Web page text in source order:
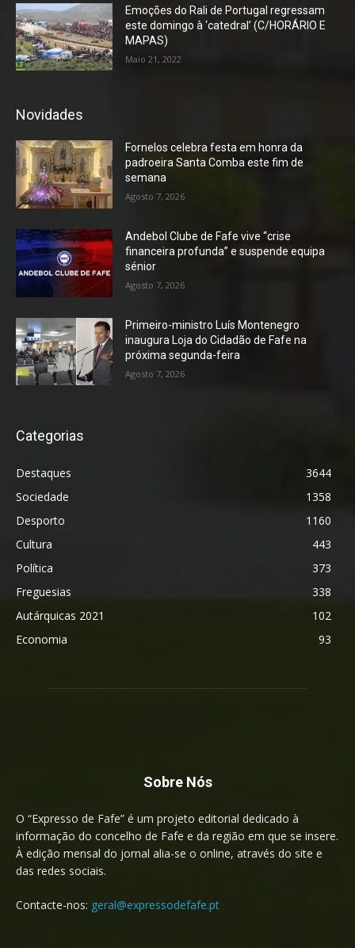
Emoções do Rali de Portugal regressam
este domingo à ‘catedral’ (C/HORÁRIO E
MAPAS)
Maio 21, 2022
Novidades
Fornelos celebra festa em honra da
padroeira Santa Comba este fim de
semana
Agosto 7, 2026
Andebol Clube de Fafe vive “crise
financeira profunda” e suspende equipa
sénior
Agosto 7, 2026
Primeiro-ministro Luís Montenegro
inaugura Loja do Cidadão de Fafe na
próxima segunda-feira
Agosto 7, 2026
Categorias
Destaques
3644
Sociedade
1358
Desporto
1160
Cultura
443
Política
373
Freguesias
338
Autárquicas 2021
102
Economia
93
Sobre Nós
O “Expresso de Fafe” é um projeto editorial dedicado à
informação do concelho de Fafe e da região em que se insere.
À edição mensal do jornal alia-se o online, através do site e
das redes sociais.
Contacte-nos: geral@expressodefafe.pt